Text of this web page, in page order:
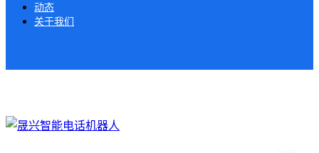
动态
关于我们